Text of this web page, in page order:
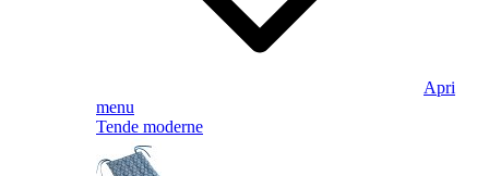
Apri
menu
Tende moderne